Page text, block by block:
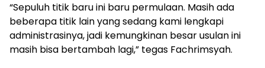
“Sepuluh titik baru ini baru permulaan. Masih ada
beberapa titik lain yang sedang kami lengkapi
administrasinya, jadi kemungkinan besar usulan ini
masih bisa bertambah lagi,” tegas Fachrimsyah.